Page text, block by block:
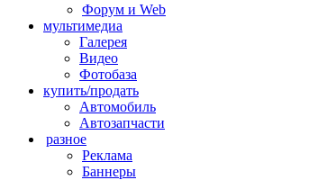
Форум и Web
мультимедиа
Галерея
Видео
Фотобаза
купить/продать
Автомобиль
Автозапчасти
разное
Реклама
Баннеры